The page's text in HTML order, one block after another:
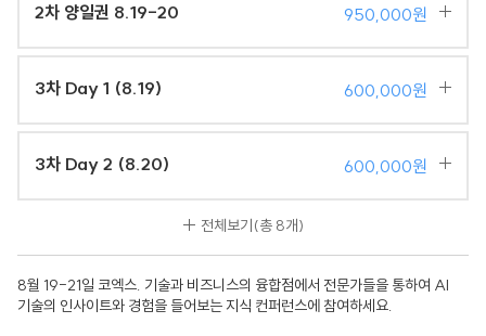
2차 양일권 8.19-20 950,000원
3차 Day 1 (8.19) 600,000원
3차 Day 2 (8.20) 600,000원
전체보기(총 8개)
8월 19-21일 코엑스. 기술과 비즈니스의 융합점에서 전문가들을 통하여 AI
기술의 인사이트와 경험을 들어보는 지식 컨퍼런스에 참여하세요.